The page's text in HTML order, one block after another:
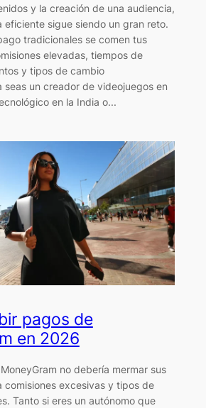
y la creación de una audiencia,
eficiente sigue siendo un gran reto.
tradicionales se comen tus
elevadas, tiempos de
y tipos de cambio
seas un creador de videojuegos en
en la India o...
pagos de
en 2026
no debería mermar sus
comisiones excesivas y tipos de
Tanto si eres un autónomo que